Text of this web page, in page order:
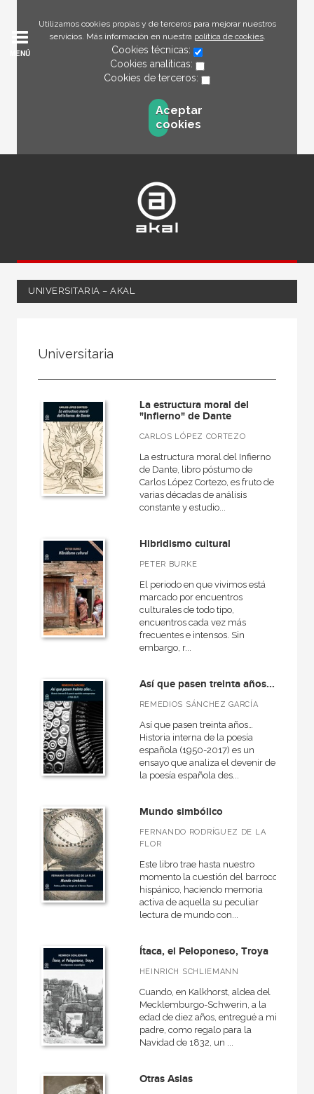
Utilizamos cookies propias y de terceros para mejorar nuestros
servicios. Más información en nuestra política de cookies.
Cookies técnicas:
Cookies analíticas:
Cookies de terceros:
Aceptar
cookies
MENÚ
UNIVERSITARIA – AKAL
Ciencias humanas y sociales
Lengua y literatura
MATERIAS
Actual
Teatro
Moderna
Lingüística
Narrativa
Medieval
Historia de la literatura
VER TODAS... (12)
NUESTRAS COLECCIONES
Anverso
Arealonga - Letras galegas
Arqueología
Arte y estética
Básica de Bolsillo  Adorno. Obra completa
Básica de Bolsillo  Alejo Carpentier. Narrativa completa
Básica de Bolsillo  Serie Clásicos de la lengua española
Básica de Bolsillo  Serie Clásicos de la literatura alemana
VER TODAS... (53)
Universitaria
La estructura moral del
"Infierno" de Dante
CARLOS LÓPEZ CORTEZO
La estructura moral del Infierno
de Dante, libro póstumo de
Carlos López Cortezo, es fruto de
varias décadas de análisis
constante y estudio...
Hibridismo cultural
PETER BURKE
El periodo en que vivimos está
marcado por encuentros
culturales de todo tipo,
encuentros cada vez más
frecuentes e intensos. Sin
embargo, r...
Así que pasen treinta años...
REMEDIOS SÁNCHEZ GARCÍA
Así que pasen treinta años…
Historia interna de la poesía
española (1950-2017) es un
ensayo que analiza el devenir de
la poesía española des...
Mundo simbólico
FERNANDO RODRÍGUEZ DE LA
FLOR
Este libro trae hasta nuestro
momento la cuestión del barroco
hispánico, haciendo memoria
activa de aquella su peculiar
lectura de mundo con...
Ítaca, el Peloponeso, Troya
HEINRICH SCHLIEMANN
Cuando, en Kalkhorst, aldea del
Mecklemburgo-Schwerin, a la
edad de diez años, entregué a mi
padre, como regalo para la
Navidad de 1832, un ...
Otras Asias